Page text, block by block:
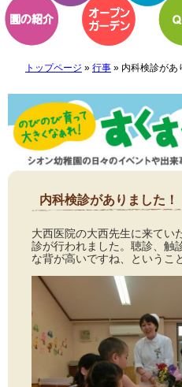
トップページ » 行事» 内科検診があ
内科検診がありました！
大西医院の大西先生に来てい
診が行われました。聴診、触
な背が高いですね、というこ